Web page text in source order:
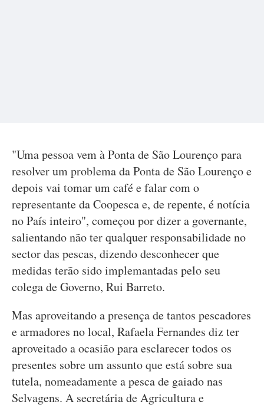
"Uma pessoa vem à Ponta de São Lourenço para
resolver um problema da Ponta de São Lourenço e
depois vai tomar um café e falar com o
representante da Coopesca e, de repente, é notícia
no País inteiro", começou por dizer a governante,
salientando não ter qualquer responsabilidade no
sector das pescas, dizendo desconhecer que
medidas terão sido implemantadas pelo seu
colega de Governo, Rui Barreto.
Mas aproveitando a presença de tantos pescadores
e armadores no local, Rafaela Fernandes diz ter
aproveitado a ocasião para esclarecer todos os
presentes sobre um assunto que está sobre sua
tutela, nomeadamente a pesca de gaiado nas
Selvagens. A secretária de Agricultura e